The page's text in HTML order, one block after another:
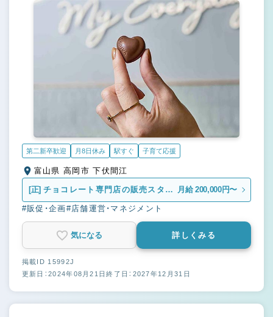
第二新卒歓迎 月8日休み 駅すぐ 子育て応援
富山県 高岡市 下伏間江
[正] チョコレート専門店の販売スタッ
フ
月給 200,000円〜
#販促・企画#店舗運営・マネジメント
気になる 詳しくみる
掲載ID 15992J
更新日：2024年08月21日終了日：2027年12月31日